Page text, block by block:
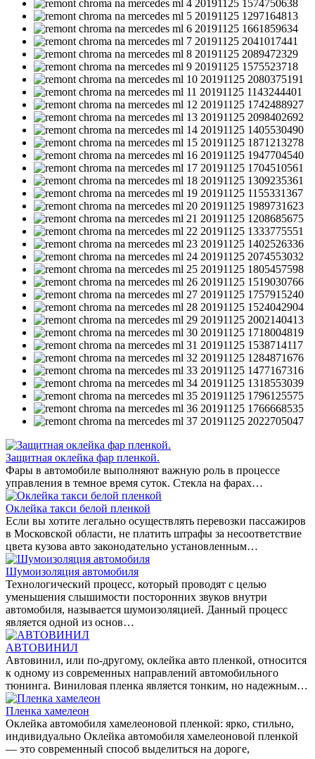
Защитная оклейка фар пленкой.
Фары в автомобиле выполняют важную роль в процессе
управления в темное время суток. Стекла на фарах…
Оклейка такси белой пленкой
Если вы хотите легально осуществлять перевозки пассажиров
в Московской области, не платить штрафы за несоответствие
цвета кузова авто законодательно установленным…
Шумоизоляция автомобиля
Технологический процесс, который проводят с целью
уменьшения слышимости посторонних звуков внутри
автомобиля, называется шумоизоляцией. Данный процесс
является одной из основ…
АВТОВИНИЛ
Автовинил, или по-другому, оклейка авто пленкой, относится
к одному из современных направлений автомобильного
тюнинга. Виниловая пленка является тонким, но надежным…
Пленка хамелеон
Оклейка автомобиля хамелеоновой пленкой: ярко, стильно,
индивидуально Оклейка автомобиля хамелеоновой пленкой
— это современный способ выделиться на дороге,